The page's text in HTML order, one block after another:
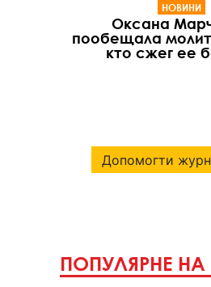
НОВИНИ
Оксана
пообещала
кто сжег ее
Допомогти
ПОПУЛЯРНЕ НА